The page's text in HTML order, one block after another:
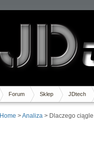
Forum Sklep JDtech
Home >Analiza > Dlaczego